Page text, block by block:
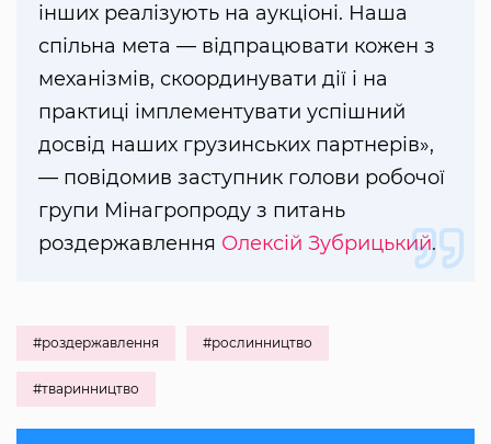
інших реалізують на аукціоні. Наша
спільна мета — відпрацювати кожен з
механізмів, скоординувати дії і на
практиці імплементувати успішний
досвід наших грузинських партнерів»,
— повідомив заступник голови робочої
групи Мінагропроду з питань
роздержавлення Олексій Зубрицький.
#роздержавлення #рослинництво
#тваринництво